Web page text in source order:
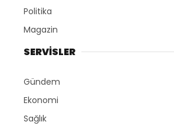
Politika
Magazin
SERVİSLER
Gündem
Ekonomi
Sağlık